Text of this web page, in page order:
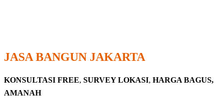
JASA BANGUN JAKARTA
KONSULTASI FREE, SURVEY LOKASI, HARGA BAGUS,
AMANAH